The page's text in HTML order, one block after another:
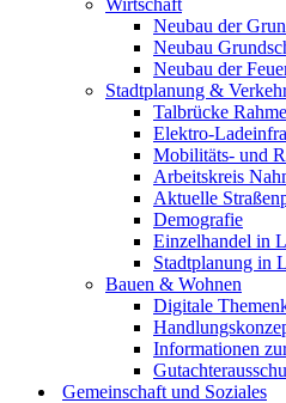
Wirtschaft
Neubau der
Neubau
Neubau der
Stadtplanung &
Talbrücke
Elektro-
Mobilitäts- und
Arbeitskreis
Aktuelle
Demografie
Einzelhandel in
Stadtplanung in
Bauen & Wohnen
Digitale
Informationen
Gemeinschaft und Soziales